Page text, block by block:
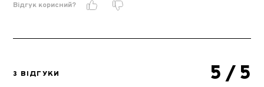
Відгук корисний?
3 ВІДГУКИ 5 / 5